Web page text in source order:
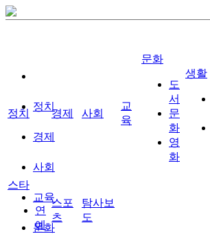
정치
경제
사회
교육
문화
정치 경제 사회
교
육
문화
도
서
문
화
영
화
생활
스타
연
예
스포
츠
탐사보
도